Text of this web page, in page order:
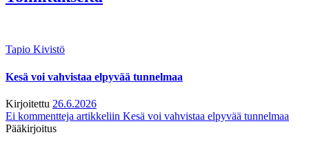
Tapio Kivistö
Kesä voi vahvistaa elpyvää tunnelmaa
Kirjoitettu 26.6.2026
Ei kommentteja artikkeliin Kesä voi vahvistaa elpyvää tunnelmaa
Pääkirjoitus